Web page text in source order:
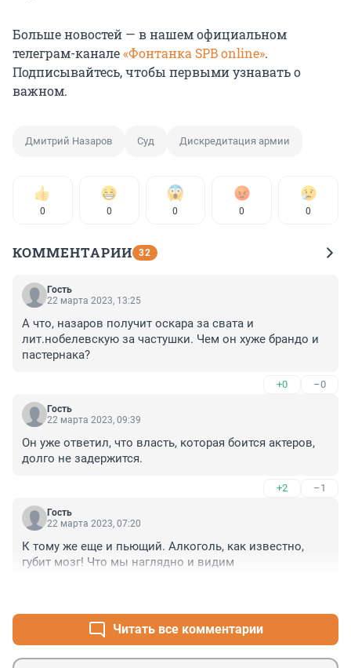
Больше новостей — в нашем официальном
телеграм-канале«Фонтанка SPB online».
Подписывайтесь, чтобы первыми узнавать о
важном.
Дмитрий Назаров Суд Дискредитация армии
0 0 0 0 0
КОММЕНТАРИИ 32
Гость
22 марта 2023, 13:25
А что, назаров получит оскара за свата и
лит.нобелевскую за частушки. Чем он хуже брандо и
пастернака?
+0 –0
Гость
22 марта 2023, 09:39
Он уже ответил, что власть, которая боится актеров,
долго не задержится.
+2 –1
Гость
22 марта 2023, 07:20
К тому же еще и пьющий. Алкоголь, как известно,
губит мозг! Что мы наглядно и видим
Читать все комментарии